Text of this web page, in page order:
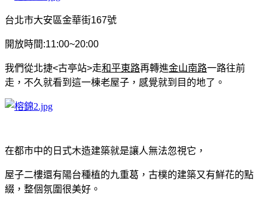
台北市大安區金華街167號
開放時間:11:00~20:00
我們從北捷<古亭站>走和平東路再轉進金山南路一路往前
走，不久就看到這一棟老屋子，感覺就到目的地了。
在都市中的日式木造建築就是讓人無法忽視它，
屋子二樓還有陽台種植的九重葛，古樸的建築又有鮮花的點
綴，整個氛圍很美好。